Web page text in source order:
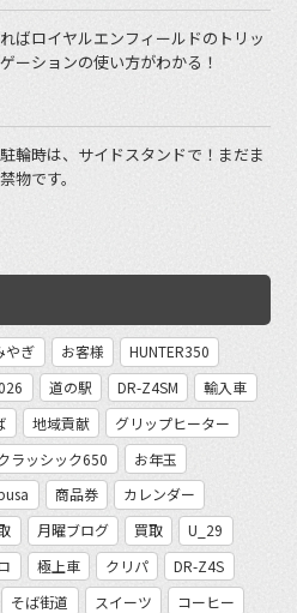
ばロイヤルエンフィールドのトリッ
ーションの使い方がわかる！
輪時は、サイドスタンドで！まだま
物です。
やぎ お客様
HUNTER350
道の駅 DR-Z4SM
輸入車
地域貢献
グリップヒーター
ラッシック650
お年玉
商品券
カレンダー
月曜ブログ 買取
U_29
極上車 クリパ
DR-Z4S
そば街道 スイーツ
コーヒー